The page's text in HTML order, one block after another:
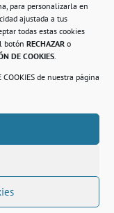
para personalizarla en
ajustada a tus
todas estas cookies
botón RECHAZAR o
DE COOKIES.
COOKIES de nuestra página
Rehabilitación